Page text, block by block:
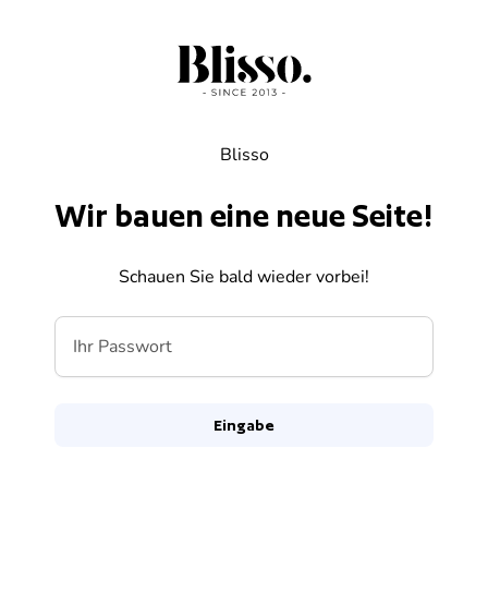
Blisso
Wir bauen eine neue Seite!
Schauen Sie bald wieder vorbei!
Ihr Passwort
Eingabe